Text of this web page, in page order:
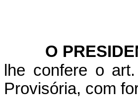
O
lhe confere o
Provisória, com